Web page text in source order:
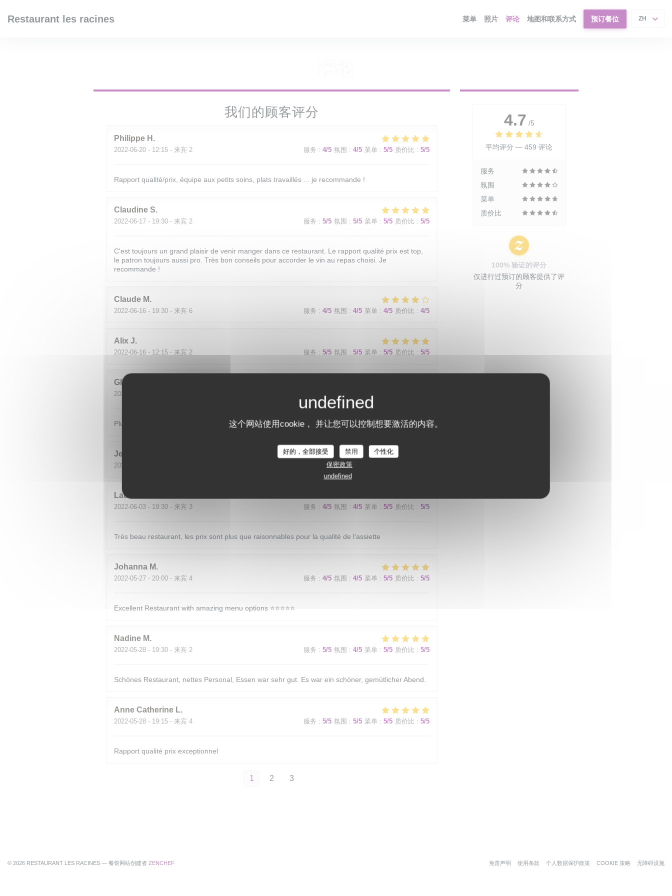
这个网站使用cookie， 并让您可以控制想要激活的内容。
好的，全部接受 禁用
个性化
保密政策
undefined
Restaurant les racines 菜单 照片 评论 地图和联系方式 预订餐位 ZH
我们的顾客评分
Philippe H
2022-06-20 - 12:15 - 来宾 2 服务 : 4/5 氛围 : 4/5 菜单: 5/5 质价比 : 5/5
Rapport qualité/prix, équipe aux petits soins, plats travaillés ... je recommande !
Claudine S
2022-06-17 - 19:30 - 来宾 2 服务 : 5/5 氛围 : 5/5 菜单: 5/5 质价比 : 5/5
C'est toujours un grand plaisir de venir manger dans ce restaurant. Le rapport qualité prix est top,
le patron toujours aussi pro. Très bon conseils pour accorder le vin au repas choisi. Je
recommande !
Claude M
2022-06-16 - 19:30 - 来宾 6 服务 : 4/5 氛围 : 4/5 菜单: 4/5 质价比 : 4/5
Alix J
2022-06-16 - 12:15 - 来宾 2 服务 : 5/5 氛围 : 5/5 菜单: 5/5 质价比 : 5/5
GILLES
2022-06-11 4/5 氛围 菜单
Plus aujourd'hui. Déçu.
Jean-Loup
2022-06-11 /5 氛围:
Laure
2022-06-03 - 19:30 - 来宾 3 服务 : 4/5 氛围 : 4/5 菜单 : 5/5 质价比 : 5/5
Très beau restaurant, les prix sont plus que raisonnables pour la qualité de l’assiette
Johanna M
2022-05-27 - 20:00 - 来宾 4 服务 : 4/5 氛围 : 4/5 菜单: 5/5 质价比 : 5/5
Excellent Restaurant with amazing menu options ⭐️⭐️⭐️⭐️⭐️
Nadine M
2022-05-28 - 19:30 - 来宾 2 服务 : 5/5 氛围 : 4/5 菜单: 5/5 质价比 : 5/5
Schönes Restaurant, nettes Personal, Essen war sehr gut. Es war ein schöner, gemütlicher Abend.
Anne Catherine L
2022-05-28 - 19:15 - 来宾 4 服务 : 5/5 氛围 : 5/5 菜单: 5/5 质价比 : 5/5
Rapport qualité prix exceptionnel
1 2 3
4.7 /5
平均评分 —459 评论
服务
氛围
菜单
质价比
100% 验证的评分
仅进行过预订的顾客提供了评
分
© 2026 RESTAURANT LES RACINES — 餐馆网站创建者 ZENCHEF((在新窗口中打开)) 免责声明 ((在新窗口中打开))
使用条款 ((在新窗口中打开))
个人数据保护政策 ((在新窗口中打开))
COOKIE 策略((在新窗口中打
无障碍设施((